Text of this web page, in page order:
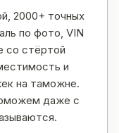
2000+ точных
по фото, VIN
со стёртой
и
на таможне.
даже с